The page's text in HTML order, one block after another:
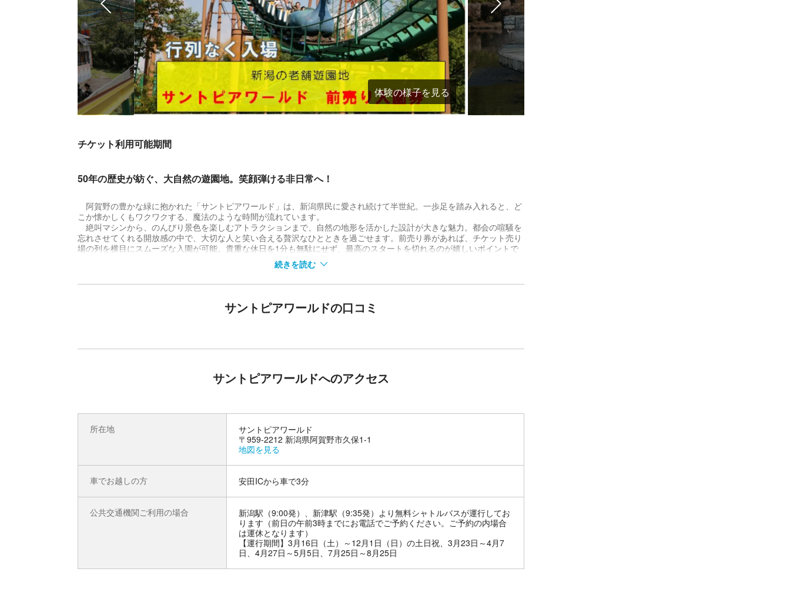
体験の様子を見る
チケット利用可能期間
50年の歴史が紡ぐ、大自然の遊園地。笑顔弾ける非日常へ！
阿賀野の豊かな緑に抱かれた「サントピアワールド」は、新潟県民に愛され続けて半世紀。一歩足を踏み入れると、ど
こか懐かしくもワクワクする、魔法のような時間が流れています。
絶叫マシンから、のんびり景色を楽しむアトラクションまで、自然の地形を活かした設計が大きな魅力。都会の喧騒を
忘れさせてくれる開放感の中で、大切な人と笑い合える贅沢なひとときを過ごせます。前売り券があれば、チケット売り
場の列を横目にスムーズな入園が可能。貴重な休日を1分も無駄にせず、最高のスタートを切れるのが嬉しいポイントで
待ち時間ゼロで遊び尽くす！最高の思い出を作るスマートな休日。
旅行者には、レトロで可愛い写真映えスポットと、開放的な景色が新鮮な刺激になるはず。
園内には定番のメリーゴーランドや大観覧車をはじめとする約３０種類のアトラクションがあり、2026年にはかつての
前売り券をスマホで提示するだけで、ゲートの先にはすぐに家族の笑顔が待っています。混雑をスマートに回避して、
続きを読む
サントピアワールドの口コミ
サントピアワールドへのアクセス
所在地
サントピアワールド
〒959-2212 新潟県阿賀野市久保1-1
地図を見る
車でお越しの方 安田ICから車で3分
公共交通機関ご利用の場合
新潟駅（9:00発）、新津駅（9:35発）より無料シャトルバスが運行してお
ります（前日の午前3時までにお電話でご予約ください。ご予約の内場合
は運休となります）
【運行期間】3月16日（土）～12月1日（日）の土日祝、3月23日～4月7
日、4月27日～5月5日、7月25日～8月25日